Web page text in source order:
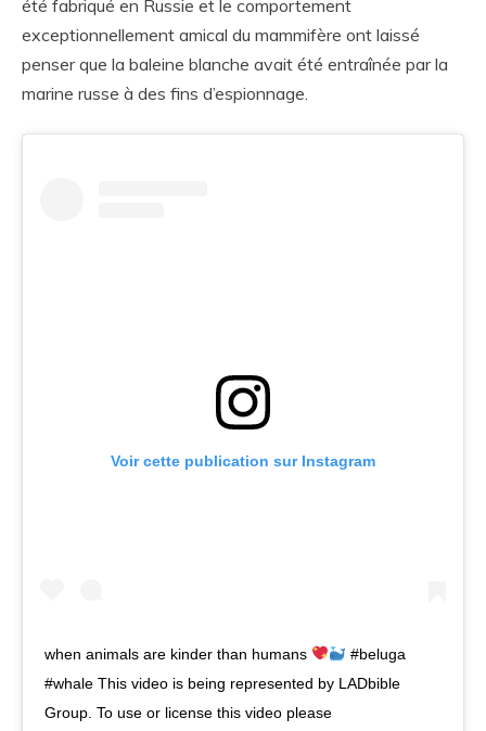
été fabriqué en Russie et le comportement
exceptionnellement amical du mammifère ont laissé
penser que la baleine blanche avait été entraînée par la
marine russe à des fins d’espionnage.
Voir cette publication sur Instagram
when animals are kinder than humans
#beluga
#whale This video is being represented by LADbible
Group. To use or license this video please